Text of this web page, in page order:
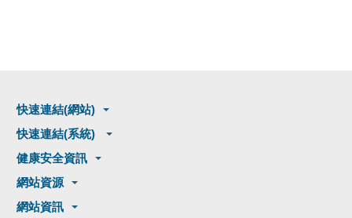
快速連結(網站)
快速連結(系統)
健康安全資訊
網站資源
網站資訊